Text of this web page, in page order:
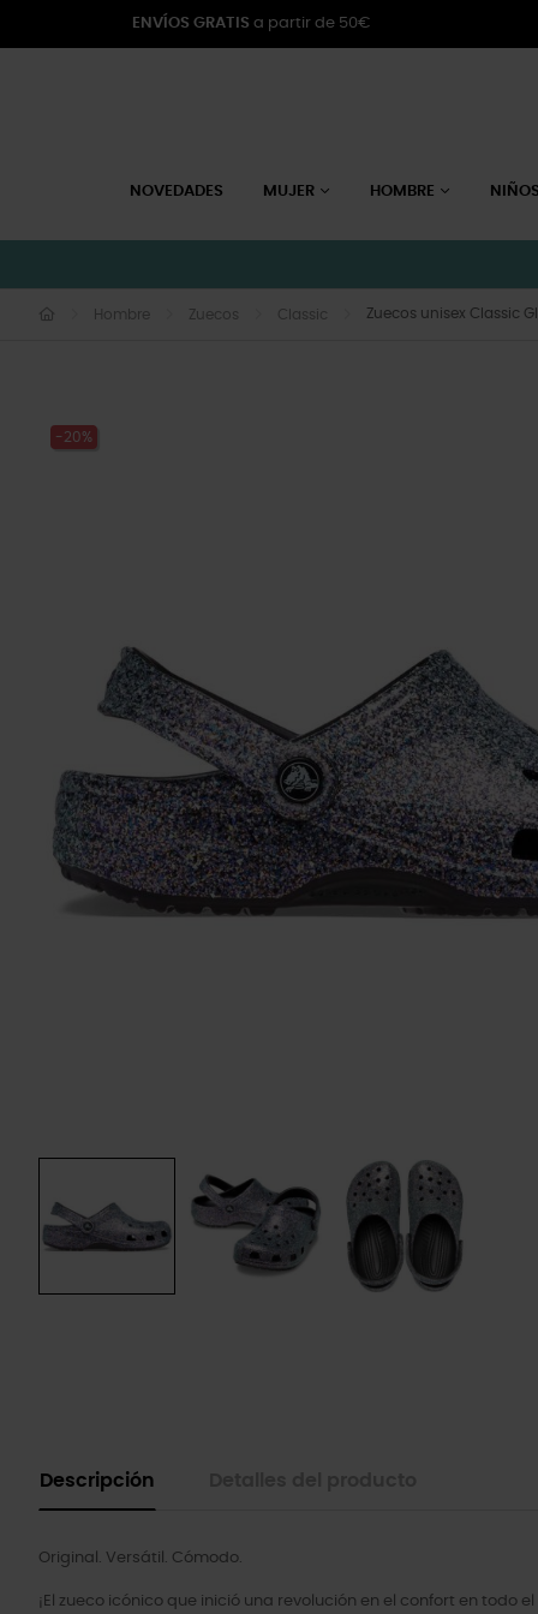
ENVÍOS GRATIS a partir de 50€
NOVEDADES MUJER HOMBRE NIÑOS
Hombre Zuecos Classic Zuecos unisex Classic
-20%
Descripción
Original. Versátil. Cómodo.
¡El zueco icónico que inició una revolución en el confort en